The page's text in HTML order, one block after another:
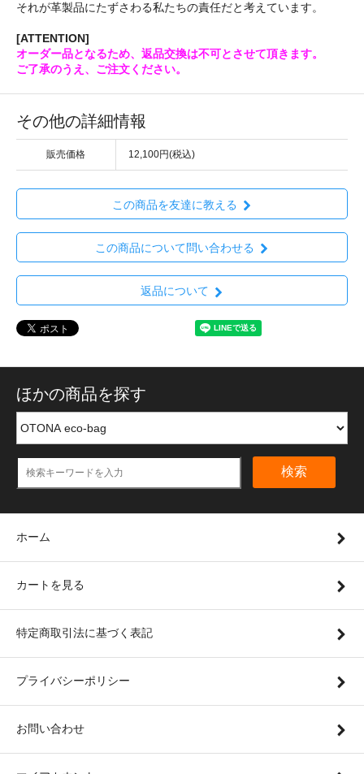
それが革製品にたずさわる私たちの責任だと考えています。
[ATTENTION]
オーダー品となるため、返品交換は不可とさせて頂きます。
ご了承のうえ、ご注文ください。
その他の詳細情報
販売価格 12,100円(税込)
この商品を友達に教える
この商品について問い合わせる
返品について
ほかの商品を探す
検索
ホーム
カートを見る
特定商取引法に基づく表記
プライバシーポリシー
お問い合わせ